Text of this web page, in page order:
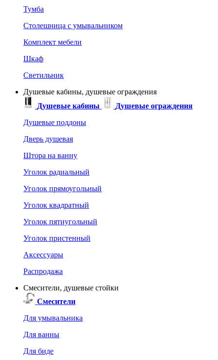
Тумба
Столешница с умывальником
Комплект мебели
Шкаф
Светильник
Душевые кабины, душевые ограждения
Душевые кабины
Душевые ограждения
Душевые поддоны
Дверь душевая
Штора на ванну
Уголок радиальный
Уголок прямоугольный
Уголок квадратный
Уголок пятиугольный
Уголок пристенный
Аксессуары
Распродажа
Смесители, душевые стойки
Смесители
Для умывальника
Для ванны
Для биде